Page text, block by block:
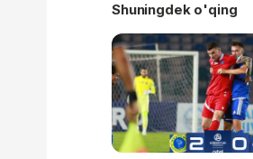
Shuningdek o'qing